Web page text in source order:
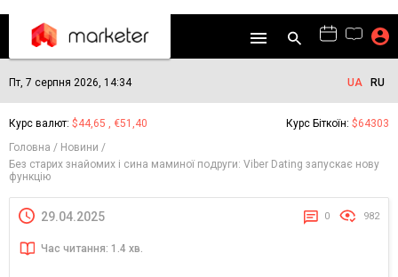
Пт, 7 серпня 2026, 14:34 UA RU
Курс валют: $44,65 , €51,40 Курс Біткоїн: $64303
Головна
Новини
Без старих знайомих і сина маминої подруги: Viber Dating запускає нову
функцію
29.04.2025 0 982
Час читання: 1.4 хв.